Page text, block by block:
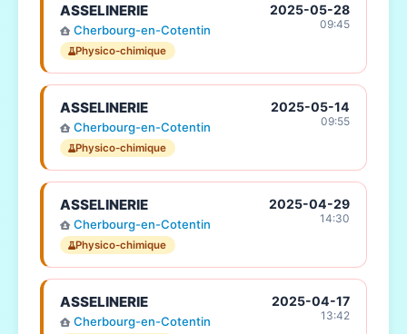
ASSELINERIE
Cherbourg-en-Cotentin
Physico-chimique
2025-05-28
09:45
ASSELINERIE
Cherbourg-en-Cotentin
Physico-chimique
2025-05-14
09:55
ASSELINERIE
Cherbourg-en-Cotentin
Physico-chimique
2025-04-29
14:30
ASSELINERIE
Cherbourg-en-Cotentin
2025-04-17
13:42